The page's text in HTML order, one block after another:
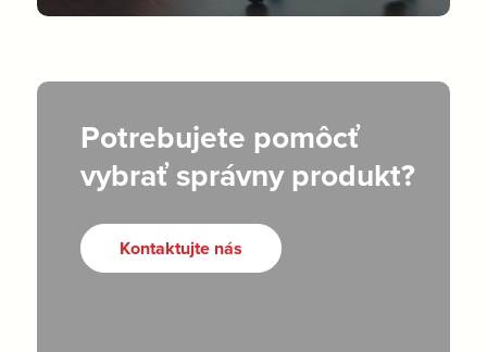
Potrebujete pomôcť
vybrať správny produkt?
Kontaktujte nás